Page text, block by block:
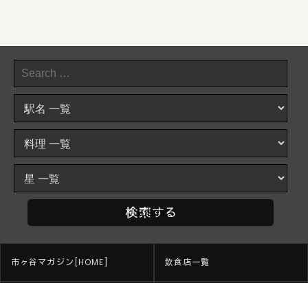
市ヶ谷マガジン[HOME] 飲食店一覧